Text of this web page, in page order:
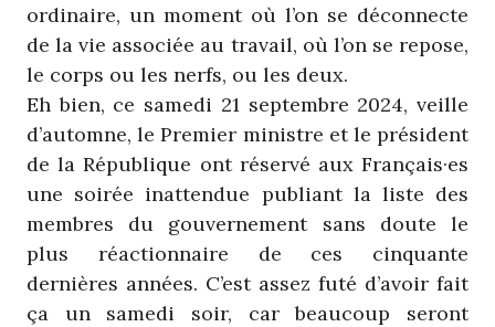
ordinaire, un moment où l’on se déconnecte
de la vie associée au travail, où l’on se repose,
le corps ou les nerfs, ou les deux.
Eh bien, ce samedi 21 septembre 2024, veille
d’automne, le Premier ministre et le président
de la République ont réservé aux Français·es
une soirée inattendue publiant la liste des
membres du gouvernement sans doute le
plus réactionnaire de ces cinquante
dernières années. C’est assez futé d’avoir fait
ça un samedi soir, car beaucoup seront